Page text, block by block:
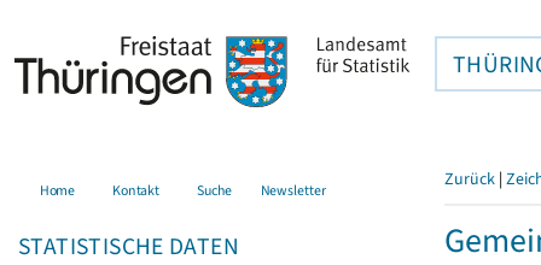
Home Kontakt Suche Newsletter
STATISTISCHE DATEN
Zurück |